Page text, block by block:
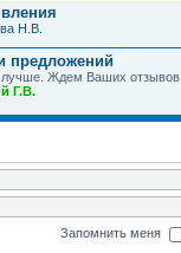
Н.В.
предложений
Ждем Ваших отзывов
Г.В.
Запомнить меня